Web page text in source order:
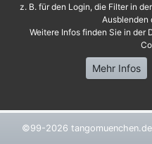
©99-2026 tangomuenchen.de
z. B. für den Login, die Filter in
Ausblenden
Weitere Infos finden Sie in der
Mehr Infos